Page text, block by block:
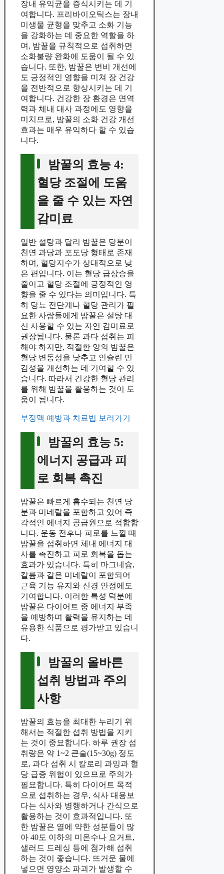
장내 유익균을 증식시키는 데 기
여합니다. 프리바이오틱스는 장내
미생물 균형을 맞추고 소화 기능
을 강화하는 데 중요한 역할을 하
며, 밤꿀을 규칙적으로 섭취하면
소화불량 완화에 도움이 될 수 있
습니다. 또한, 밤꿀은 변비 개선에
도 긍정적인 영향을 미쳐 장 건강
을 전반적으로 향상시키는 데 기
여합니다. 건강한 장 환경은 면역
력과 체내 대사 과정에도 영향을
미치므로, 밤꿀의 소화 건강 개선
효과는 매우 유익하다 할 수 있습
니다.
밤꿀의 효능 4:
혈당 조절에 도움
을 줄 수 있는 자연
감미료
일반 설탕과 달리 밤꿀은 당분이
천연 과당과 포도당 형태로 존재
하며, 혈당지수가 상대적으로 낮
은 편입니다. 이는 혈당 급상승을
줄이고 혈당 조절에 긍정적인 영
향을 줄 수 있다는 의미입니다. 특
히 당뇨 전단계나 혈당 관리가 필
요한 사람들에게 밤꿀은 설탕 대
신 사용할 수 있는 자연 감미료로
권장됩니다. 물론 과다 섭취는 피
해야 하지만, 적절한 양의 밤꿀은
혈당 변동성을 낮추고 인슐린 민
감성을 개선하는 데 기여할 수 있
습니다. 따라서 건강한 혈당 관리
를 위해 밤꿀을 활용하는 것이 도
움이 됩니다.
부정맥 예방과 치료법 보러가기
밤꿀의 효능 5:
에너지 공급과 피
로 회복 촉진
밤꿀은 빠르게 흡수되는 천연 당
분과 미네랄을 포함하고 있어 즉
각적인 에너지 공급원으로 적합합
니다. 운동 전후나 피로를 느낄 때
밤꿀을 섭취하면 체내 에너지 대
사를 촉진하고 피로 회복을 돕는
효과가 있습니다. 특히 마그네슘,
칼륨과 같은 미네랄이 포함되어
근육 기능 유지와 신경 안정에도
기여합니다. 이러한 특성 덕분에
밤꿀은 다이어트 중 에너지 부족
을 예방하며 활력을 유지하는 데
유용한 식품으로 평가받고 있습니
다.
밤꿀의 올바른
섭취 방법과 주의
사항
밤꿀의 효능을 최대한 누리기 위
해서는 적절한 섭취 방법을 지키
는 것이 중요합니다. 하루 권장 섭
취량은 약 1~2 큰술(15~30g) 정도
로, 과다 섭취 시 칼로리 과잉과 혈
당 급증 위험이 있으므로 주의가
필요합니다. 특히 다이어트 목적
으로 섭취하는 경우, 식사 대용보
다는 식사와 병행하거나 간식으로
활용하는 것이 효과적입니다. 또
한 밤꿀은 열에 약한 성분들이 많
아 40도 이하의 미온수나 요거트,
샐러드 드레싱 등에 첨가해 섭취
하는 것이 좋습니다. 뜨거운 물에
넣으면 영양소 파괴가 발생할 수